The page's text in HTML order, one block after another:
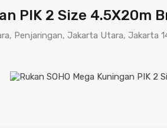
PIK 2 Size 4.5X20m
Penjaringan, Jakarta Utara, Jakarta